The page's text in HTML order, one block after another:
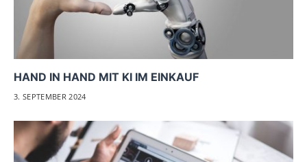
HAND IN HAND MIT KI IM EINKAUF
3. SEPTEMBER 2024